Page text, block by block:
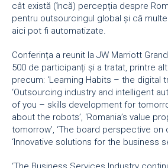
cât există (încă) percepția despre
pentru outsourcingul global și că
aici pot fi automatizate.
Conferința a reunit la JW Marriott
500 de participanți și a tratat, printre
precum: ‘Learning Habits – the digital
‘Outsourcing industry and intelligent
of you – skills development for
about the robots’, ‘Romania’s value
tomorrow’, ‘The board perspective on
‘Innovative solutions for the business